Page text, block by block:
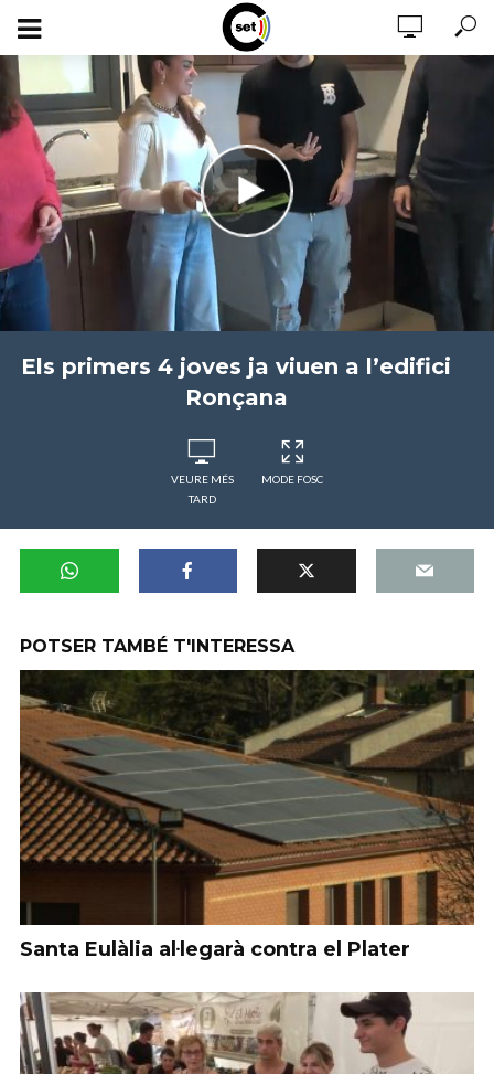
Els primers 4 joves ja viuen a l’edifici
Ronçana
VEURE MÉS
TARD
MODE FOSC
POTSER TAMBÉ T'INTERESSA
Santa Eulàlia al·legarà contra el Plater